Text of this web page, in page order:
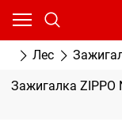
Лес
Зажигалка ZIPPO
Ваш город - Москва,
От выбранного